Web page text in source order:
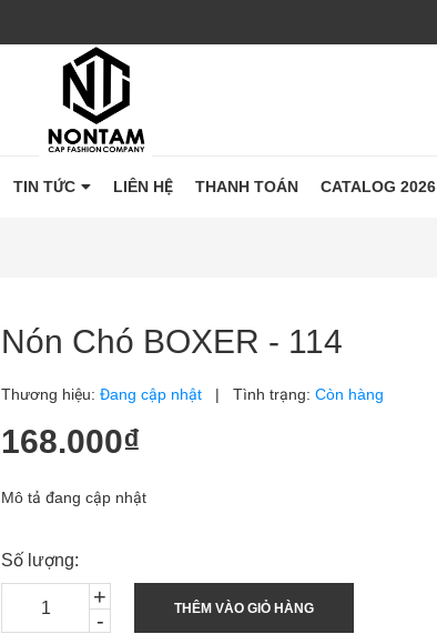
TIN TỨC LIÊN HỆ THANH TOÁN CATALOG 2026
Nón Chó BOXER - 114
Thương hiệu: Đang cập nhật | Tình trạng: Còn hàng
168.000₫
Mô tả đang cập nhật
Số lượng:
-
+ THÊM VÀO GIỎ HÀNG